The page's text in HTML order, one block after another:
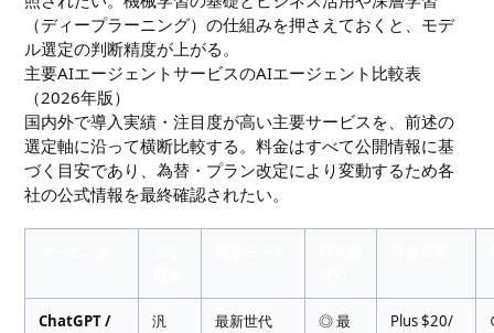
（ディープラーニング）の仕組みを押さえておくと、モデ
ル選定の判断精度が上がる。
主要AIエージェントサービスのAIエージェント比較表
（2026年版）
国内外で導入実績・注目度が高い主要サービスを、前述の
選定軸に沿って横断比較する。料金はすべて公開情報に基
づく目安であり、為替・プラン改定により変動するため各
社の公式情報を最終確認されたい。
ChatGPT / 汎 最新世代 ◎ 最 Plus $20/